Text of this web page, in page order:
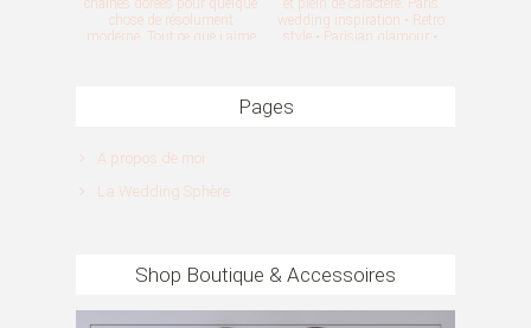
Pages
A propos de moi
La Wedding Sphère
Shop Boutique & Accessoires